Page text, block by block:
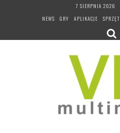
7 SIERPNIA 2026
NEWS
GRY APLIKACJE SPRZĘT